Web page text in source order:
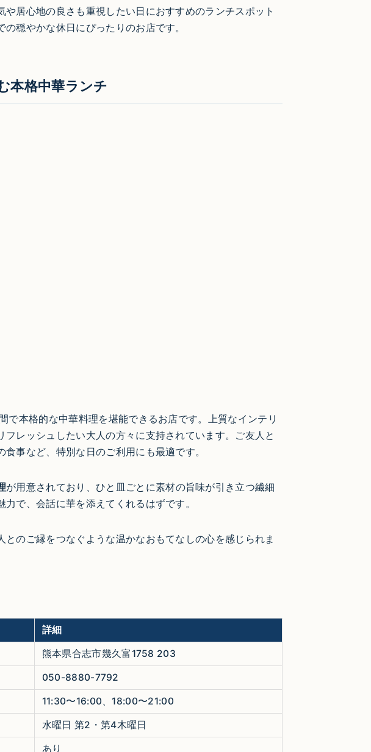
居心地の良さも重視したい日におすすめのランチスポット
穏やかな休日にぴったりのお店です。
本格中華ランチ
で本格的な中華料理を堪能できるお店です。上質なインテリ
レッシュしたい大人の方々に支持されています。ご友人と
事など、特別な日のご利用にも最適です。
が用意されており、ひと皿ごとに素材の旨味が引き立つ繊細
で、会話に華を添えてくれるはずです。
のご縁をつなぐような温かなおもてなしの心を感じられま
詳細
熊本県合志市幾久富1758 203
050-8880-7792
11:30〜16:00、18:00〜21:00
水曜日 第2・第4木曜日
あり